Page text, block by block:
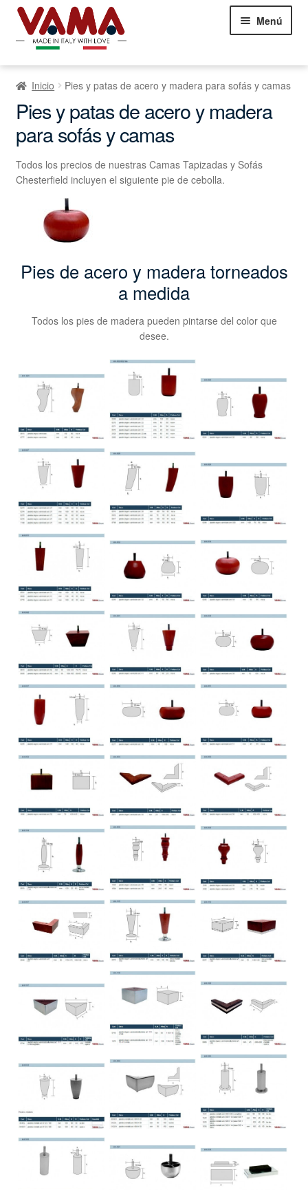
Saltar
navegación
Ir
al
contenido
Menú
Sofás Chesterfield
el
Camas
Sillones
Showroom Milán
Comentarios de los clientes
Inicio Pies y patas de acero y madera para sofás y camas
Pies y patas de acero y madera
para sofás y camas
Todos los precios de nuestras Camas Tapizadas y Sofás
Chesterfield incluyen el siguiente pie de cebolla.
Pies de acero y madera torneados
a medida
Todos los pies de madera pueden pintarse del color que
desee.